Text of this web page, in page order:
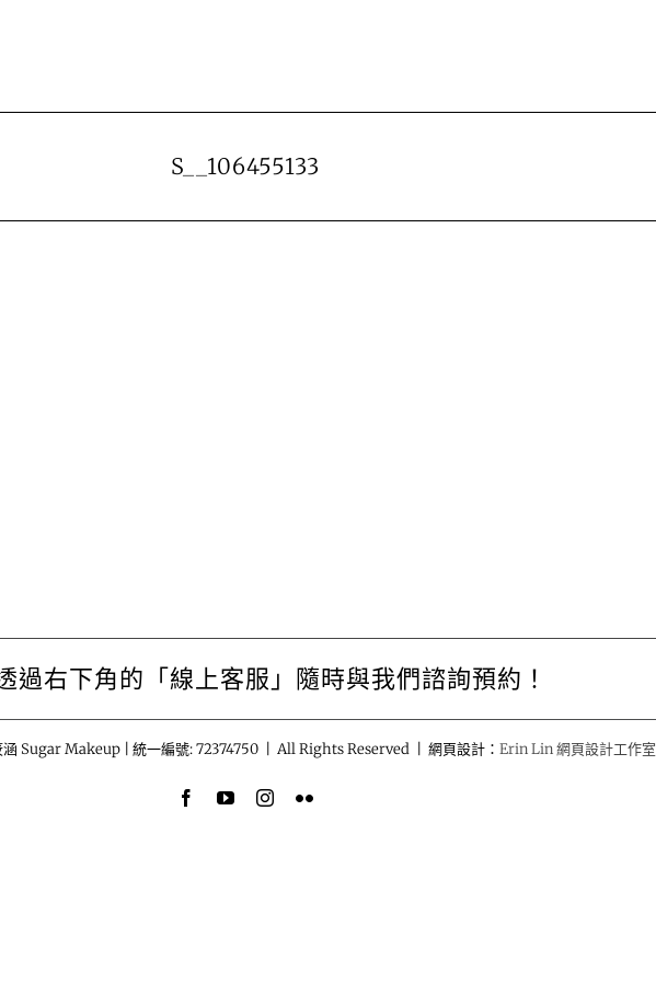
S__106455133
過右下角的「線上客服」隨時與我們諮詢預約！
Sugar Makeup | 統一編號: 72374750 | All Rights Reserved | 網頁設計： Erin Lin 網頁設計工作室
FacebookYouTubeInstagram
Flickr